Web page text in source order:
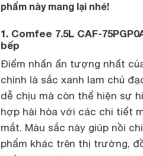
phẩm này mang lại nhé!
1. Comfee 7.5L CAF-
bếp
Điểm nhấn ấn tượng nhất
chính là sắc xanh lam chủ
dễ chịu mà còn thể hiện sự
hợp hài hòa với các chi tiết
mắt. Màu sắc này giúp nồi
phẩm khác trên thị trường,